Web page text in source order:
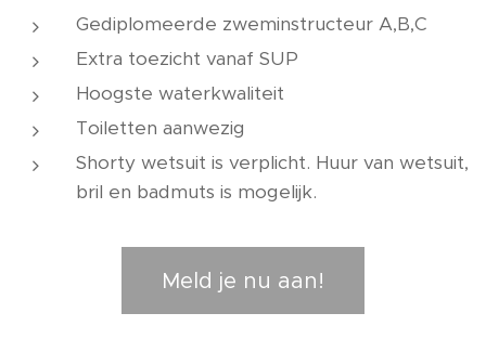
Gediplomeerde zweminstructeur A,B,C
Extra toezicht vanaf SUP
Hoogste waterkwaliteit
Toiletten aanwezig
Shorty wetsuit is verplicht. Huur van wetsuit,
bril en badmuts is mogelijk.
Meld je nu aan!